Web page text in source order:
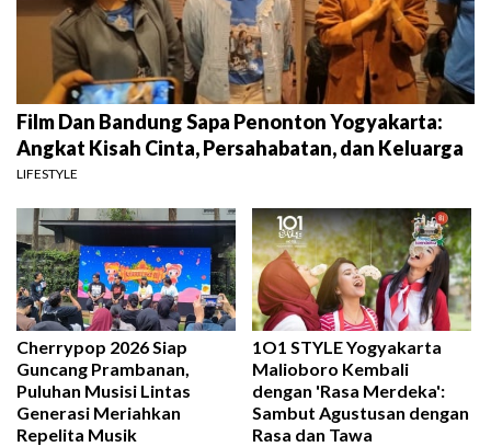
Film Dan Bandung Sapa Penonton Yogyakarta:
Angkat Kisah Cinta, Persahabatan, dan Keluarga
LIFESTYLE
Cherrypop 2026 Siap
Guncang Prambanan,
Puluhan Musisi Lintas
Generasi Meriahkan
Repelita Musik
1O1 STYLE Yogyakarta
Malioboro Kembali
dengan 'Rasa Merdeka':
Sambut Agustusan dengan
Rasa dan Tawa